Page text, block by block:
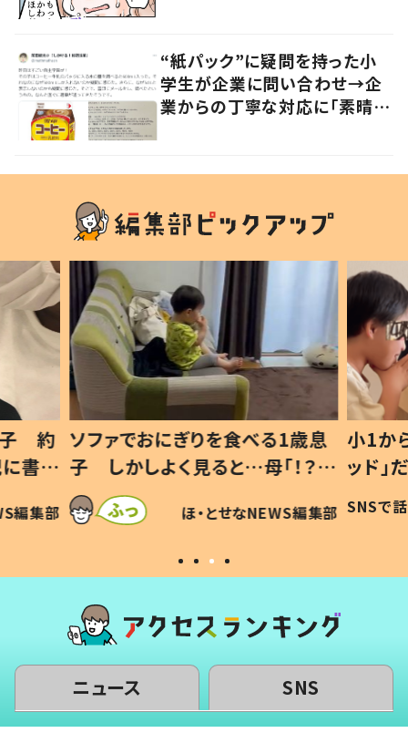
“紙パック”に疑問を持った小
学生が企業に問い合わせ→企
業からの丁寧な対応に「素晴ら
1歳息
！？」
「可愛
編集部
小1から不登校、息子は「ギフテ
ッド」だった 父が“ウチ給食”を
作り続ける理由とは #令和の親
#令和の子
SNSで話題 ほ・とせなNEWS編集部
ひ孫
が、
「
い」
ニュース SNS